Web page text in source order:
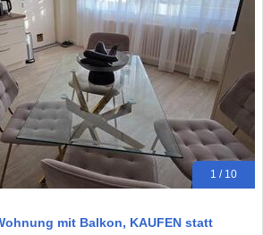
1 / 10
mit Balkon, KAUFEN statt